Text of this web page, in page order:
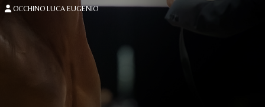
OCCHINO LUCA EUGENIO